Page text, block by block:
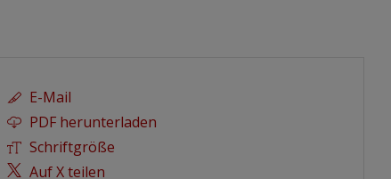
E-Mail
PDF herunterladen
Schriftgröße
Auf X teilen